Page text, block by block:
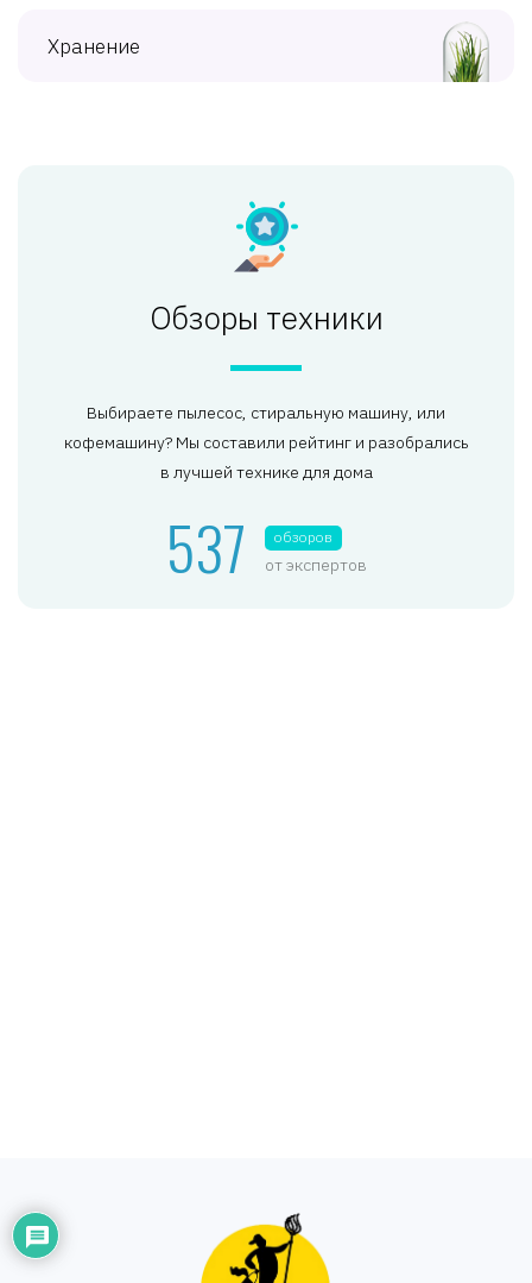
Хранение
Обзоры техники
Выбираете пылесос, стиральную машину, или
кофемашину? Мы составили рейтинг и разобрались
в лучшей технике для дома
537 обзоров
от экспертов